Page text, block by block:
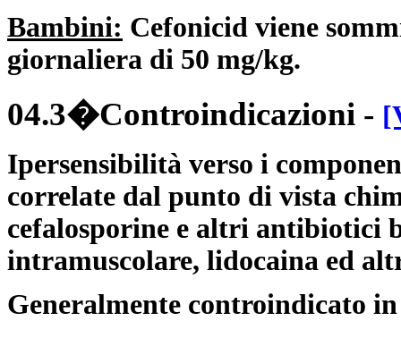
Bambini: Cefonicid viene
giornaliera di 50 mg/kg.
04.3�Controindicazioni -
Ipersensibilità verso i
correlate dal punto di vista
cefalosporine e altri antibiotici
intramuscolare, lidocaina ed
Generalmente controindicato